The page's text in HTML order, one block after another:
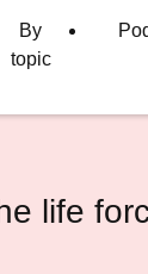
By
topic
life